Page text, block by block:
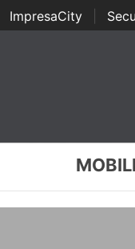
ImpresaCity